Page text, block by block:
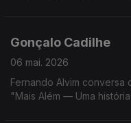
Gonçalo Cadilhe
06 mai. 2026
Fernando Alvim conversa
"Mais Além — Uma